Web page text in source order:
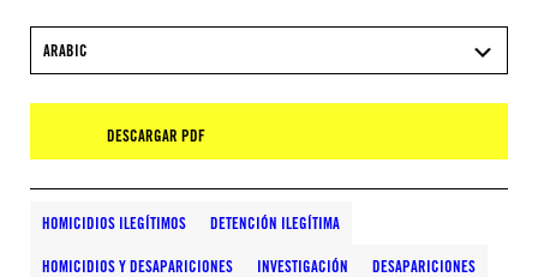
ARABIC
DESCARGAR PDF
HOMICIDIOS ILEGÍTIMOS DETENCIÓN ILEGÍTIMA
HOMICIDIOS Y DESAPARICIONES INVESTIGACIÓN DESAPARICIONES